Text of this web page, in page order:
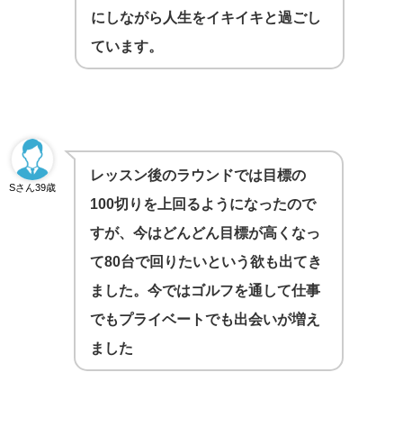
にしながら人生をイキイキと過ごし
ています。
Sさん39歳
レッスン後のラウンドでは目標の
100切りを上回るようになったので
すが、今はどんどん目標が高くなっ
て80台で回りたいという欲も出てき
ました。今ではゴルフを通して仕事
でもプライベートでも出会いが増え
ました